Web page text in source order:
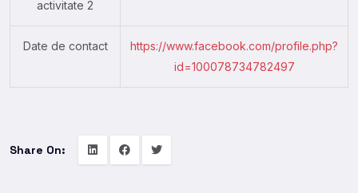
activitate 2
Date de contact
https://www.facebook.com/profile.php?
id=100078734782497
Share On: